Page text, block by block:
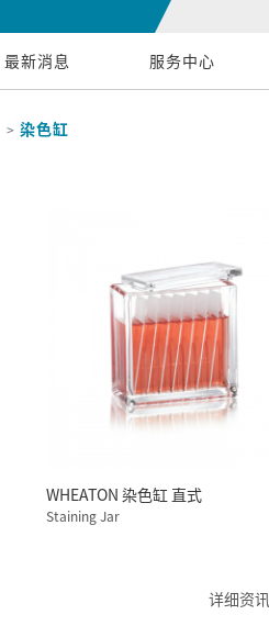
最新消息 服务中心
染色缸
WHEATON 染色缸 直式
Staining Jar
详细资讯